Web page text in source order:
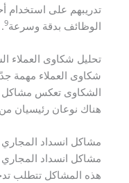
تدريبهم على استخدام
الوظائف بدقة وسرعة9
.
تحليل شكاوى العملاء
شكاوى العملاء مهمة
الشكاوى تعكس مشاكل
هناك نوعان رئيسيان
مشاكل انسداد المجاري
مشاكل انسداد
هذه المشاكل تتطلب